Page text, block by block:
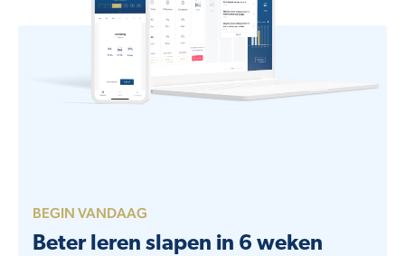
BEGIN VANDAAG
Beter leren slapen in 6 weken